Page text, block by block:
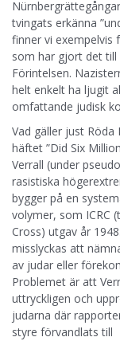
tvingats erkänna
finner vi exempelvis
som har gjort det
Förintelsen.
helt enkelt ha ljugit
omfattande judisk
Vad gäller just
häftet ”Did Six
Verrall (under
rasistiska
bygger på en
volymer, som ICRC
Cross) utgav år
misslyckas att
av judar eller
Problemet är att
uttryckligen och
judarna där
styre förvandlats till